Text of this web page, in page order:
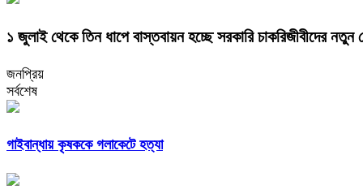
১ জুলাই থেকে তিন ধাপে বাস্তবায়ন হচ্ছে সরকারি চাকরিজীবীদের নতুন
জনপ্রিয়
সর্বশেষ
গাইবান্ধায় কৃষককে গলাকেটে হত্যা